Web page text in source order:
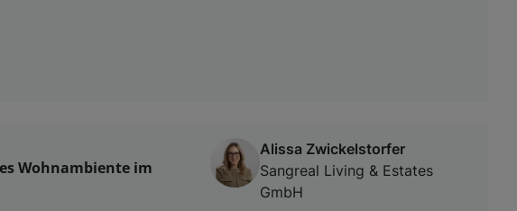
Wohnambiente im
Alissa Zwickelstorfer
Sangreal Living & Estates
GmbH